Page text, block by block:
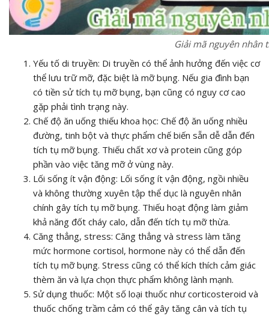
Giải mã nguyên nhân
Yếu tố di truyền: Di truyền có thể ảnh hưởng đến việc cơ
thể lưu trữ mỡ, đặc biệt là mỡ bụng. Nếu gia đình bạn
có tiền sử tích tụ mỡ bụng, bạn cũng có nguy cơ cao
gặp phải tình trạng này.
Chế độ ăn uống thiếu khoa học: Chế độ ăn uống nhiều
đường, tinh bột và thực phẩm chế biến sẵn dễ dẫn đến
tích tụ mỡ bụng. Thiếu chất xơ và protein cũng góp
phần vào việc tăng mỡ ở vùng này.
Lối sống ít vận động: Lối sống ít vận động, ngồi nhiều
và không thường xuyên tập thể dục là nguyên nhân
chính gây tích tụ mỡ bụng. Thiếu hoạt động làm giảm
khả năng đốt cháy calo, dẫn đến tích tụ mỡ thừa.
Căng thẳng, stress: Căng thẳng và stress làm tăng
mức hormone cortisol, hormone này có thể dẫn đến
tích tụ mỡ bụng. Stress cũng có thể kích thích cảm giác
thèm ăn và lựa chọn thực phẩm không lành mạnh.
Sử dụng thuốc: Một số loại thuốc như corticosteroid và
thuốc chống trầm cảm có thể gây tăng cân và tích tụ